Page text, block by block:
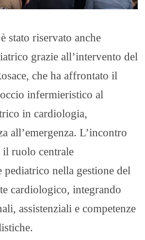
stato riservato anche
grazie all’intervento del
che ha affrontato il
infermieristico al
in cardiologia,
all’emergenza. L’incontro
il ruolo centrale
pediatrico nella gestione del
cardiologico, integrando
assistenziali e competenze